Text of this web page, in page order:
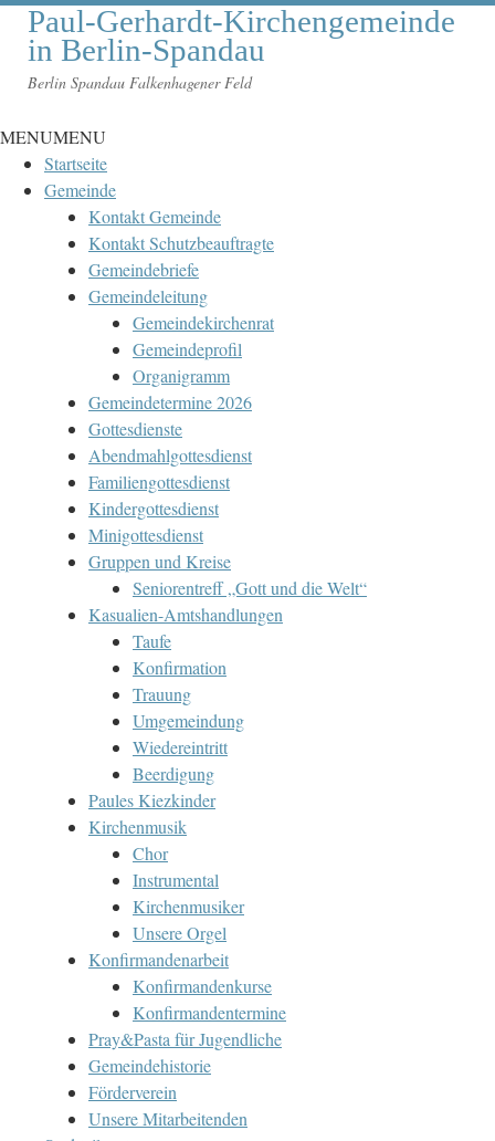
Paul-Gerhardt-Kirchengemeinde
in Berlin-Spandau
Berlin Spandau Falkenhagener Feld
MENUMENU
Startseite
Gemeinde
Kontakt Gemeinde
Kontakt Schutzbeauftragte
Gemeindebriefe
Gemeindeleitung
Gemeindekirchenrat
Gemeindeprofil
Organigramm
Gemeindetermine 2026
Gottesdienste
Abendmahlgottesdienst
Familiengottesdienst
Kindergottesdienst
Minigottesdienst
Gruppen und Kreise
Seniorentreff „Gott und die Welt“
Kasualien-Amtshandlungen
Taufe
Konfirmation
Trauung
Umgemeindung
Wiedereintritt
Beerdigung
Paules Kiezkinder
Kirchenmusik
Chor
Instrumental
Kirchenmusiker
Unsere Orgel
Konfirmandenarbeit
Konfirmandenkurse
Konfirmandentermine
Pray&Pasta für Jugendliche
Gemeindehistorie
Förderverein
Unsere Mitarbeitenden